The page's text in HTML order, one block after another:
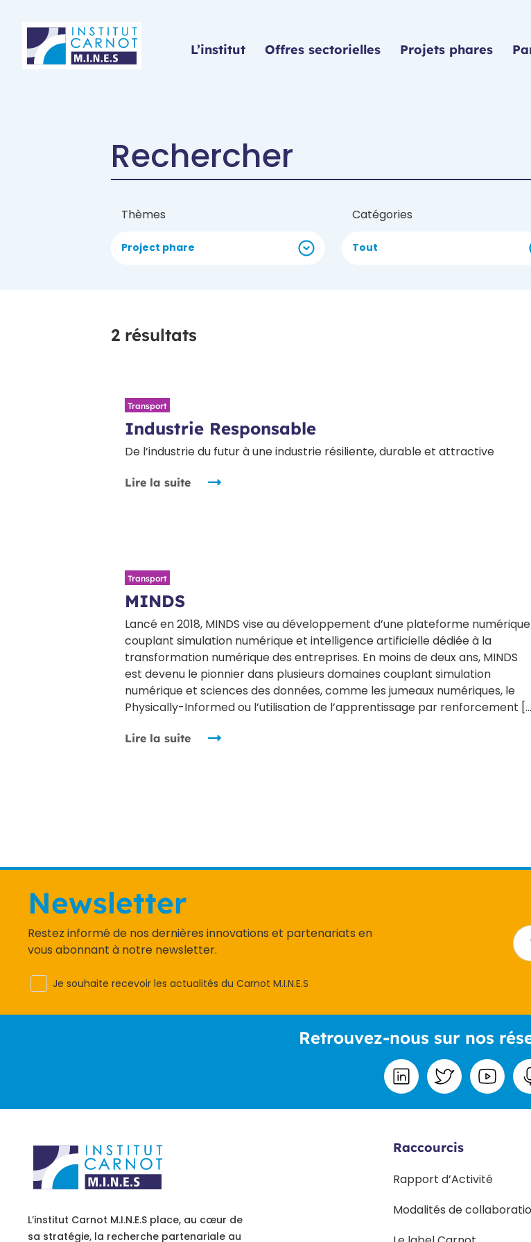
L’institut Offres sectorielles Projets phares
Thèmes
Project phare
Catégories
Tout
2 résultats
Transport
Industrie Responsable
De l’industrie du futur à une industrie résiliente, durable et attractive
Lire la suite
Transport
MINDS
Lancé en 2018, MINDS vise au développement d’une plateforme numérique
couplant simulation numérique et intelligence artificielle dédiée à la
transformation numérique des entreprises. En moins de deux ans, MINDS
est devenu le pionnier dans plusieurs domaines couplant simulation
numérique et sciences des données, comme les jumeaux numériques, le
Physically-Informed ou l’utilisation de l’apprentissage par renforcement
Lire la suite
Newsletter
Restez informé de nos dernières innovations et partenariats en
vous abonnant à notre newsletter.
Je souhaite recevoir les actualités du Carnot M.I.N.E.S
Retrouvez-nous sur nos
L’institut Carnot M.I.N.E.S place, au cœur de
sa stratégie, la recherche partenariale au
Raccourcis
Rapport d’Activité
Modalités de